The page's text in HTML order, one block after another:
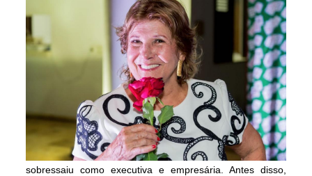
sobressaiu como executiva e empresária. Antes disso,